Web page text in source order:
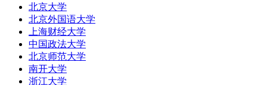
北京大学
北京外国语大学
上海财经大学
中国政法大学
北京师范大学
南开大学
浙江大学